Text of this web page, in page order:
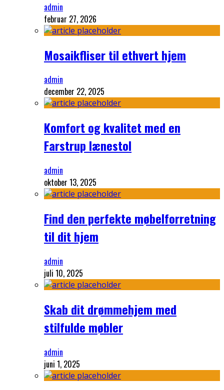
admin
februar 27, 2026
Mosaikfliser til ethvert hjem
admin
december 22, 2025
Komfort og kvalitet med en
Farstrup lænestol
admin
oktober 13, 2025
Find den perfekte møbelforretning
til dit hjem
admin
juli 10, 2025
Skab dit drømmehjem med
stilfulde møbler
admin
juni 1, 2025